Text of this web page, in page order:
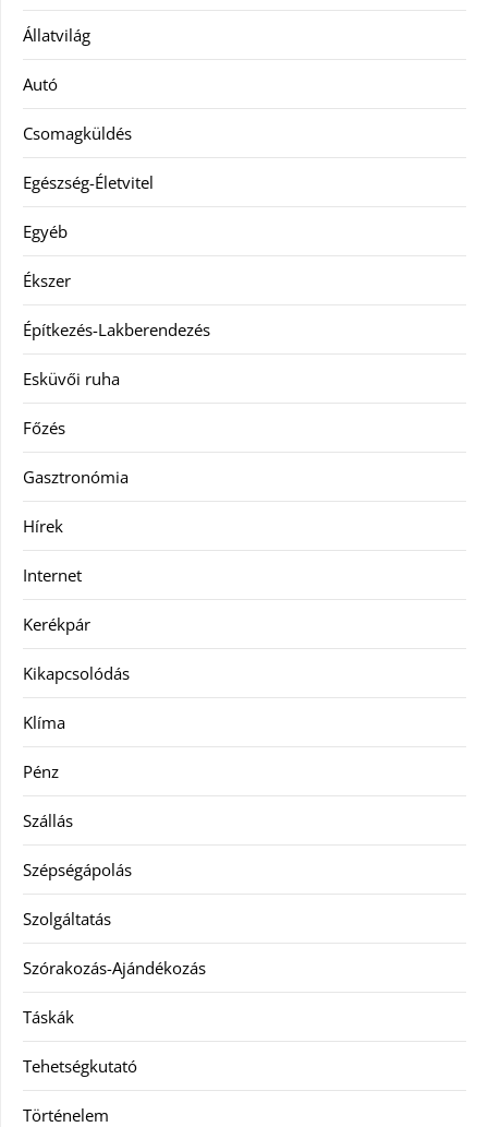
Állatvilág
Autó
Csomagküldés
Egészség-Életvitel
Egyéb
Ékszer
Építkezés-Lakberendezés
Esküvői ruha
Főzés
Gasztronómia
Hírek
Internet
Kerékpár
Kikapcsolódás
Klíma
Pénz
Szállás
Szépségápolás
Szolgáltatás
Szórakozás-Ajándékozás
Táskák
Tehetségkutató
Történelem